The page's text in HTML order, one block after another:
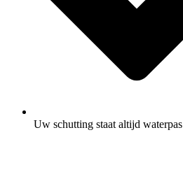
Uw schutting staat altijd waterpas